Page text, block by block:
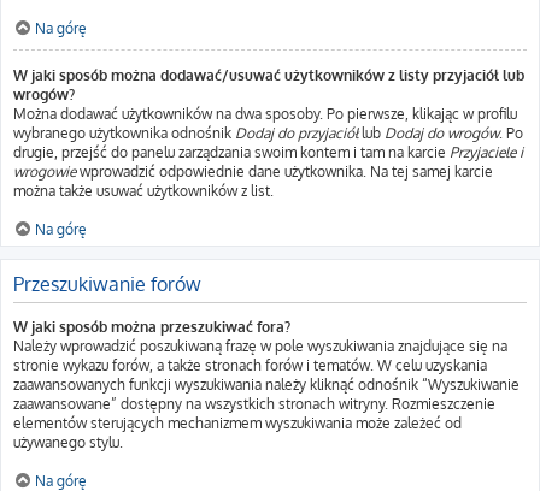
Na górę
W jaki sposób można dodawać/usuwać użytkowników z listy przyjaciół lub
wrogów?
Można dodawać użytkowników na dwa sposoby. Po pierwsze, klikając w profilu
wybranego użytkownika odnośnik Dodaj do przyjaciółlub Dodaj do wrogów. Po
drugie, przejść do panelu zarządzania swoim kontem i tam na karcie Przyjaciele i
wrogowiewprowadzić odpowiednie dane użytkownika. Na tej samej karcie
można także usuwać użytkowników z list.
Na górę
Przeszukiwanie forów
W jaki sposób można przeszukiwać fora?
Należy wprowadzić poszukiwaną frazę w pole wyszukiwania znajdujące się na
stronie wykazu forów, a także stronach forów i tematów. W celu uzyskania
zaawansowanych funkcji wyszukiwania należy kliknąć odnośnik “Wyszukiwanie
zaawansowane” dostępny na wszystkich stronach witryny. Rozmieszczenie
elementów sterujących mechanizmem wyszukiwania może zależeć od
używanego stylu.
Na górę